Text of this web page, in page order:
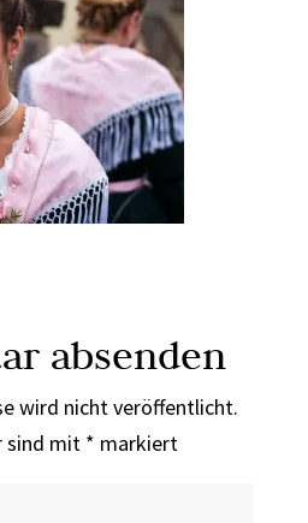
absenden
wird nicht veröffentlicht.
sind mit * markiert